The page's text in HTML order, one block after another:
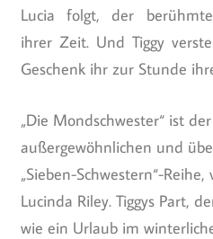
Lucia folgt, der
ihrer Zeit. Und Tiggy
Geschenk ihr zur Stunde
„Die Mondschwester“ ist
außergewöhnlichen und
„Sieben-Schwestern“-
Lucinda Riley. Tiggys Part,
wie ein Urlaub im